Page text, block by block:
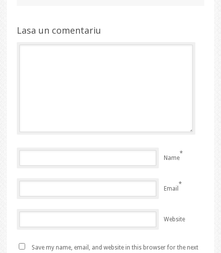
Lasa un comentariu
Name
*
Email
*
Website
Save my name, email, and website in this browser for the next